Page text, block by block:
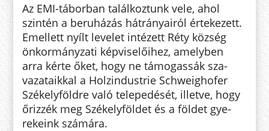
Az EMI-táborban találkoztunk vele, ahol
szintén a beruházás hát­rányairól értekezett.
Emellett nyílt levelet intézett Réty község
önkormányzati képviselőihez, amelyben
arra kérte őket, hogy ne támogassák sza­
vazataikkal a Holzindustrie Schweighofer
Székelyföldre való telepedését, illetve, hogy
őrizzék meg Székelyföldet és a földet gye­
rek­eink számára.